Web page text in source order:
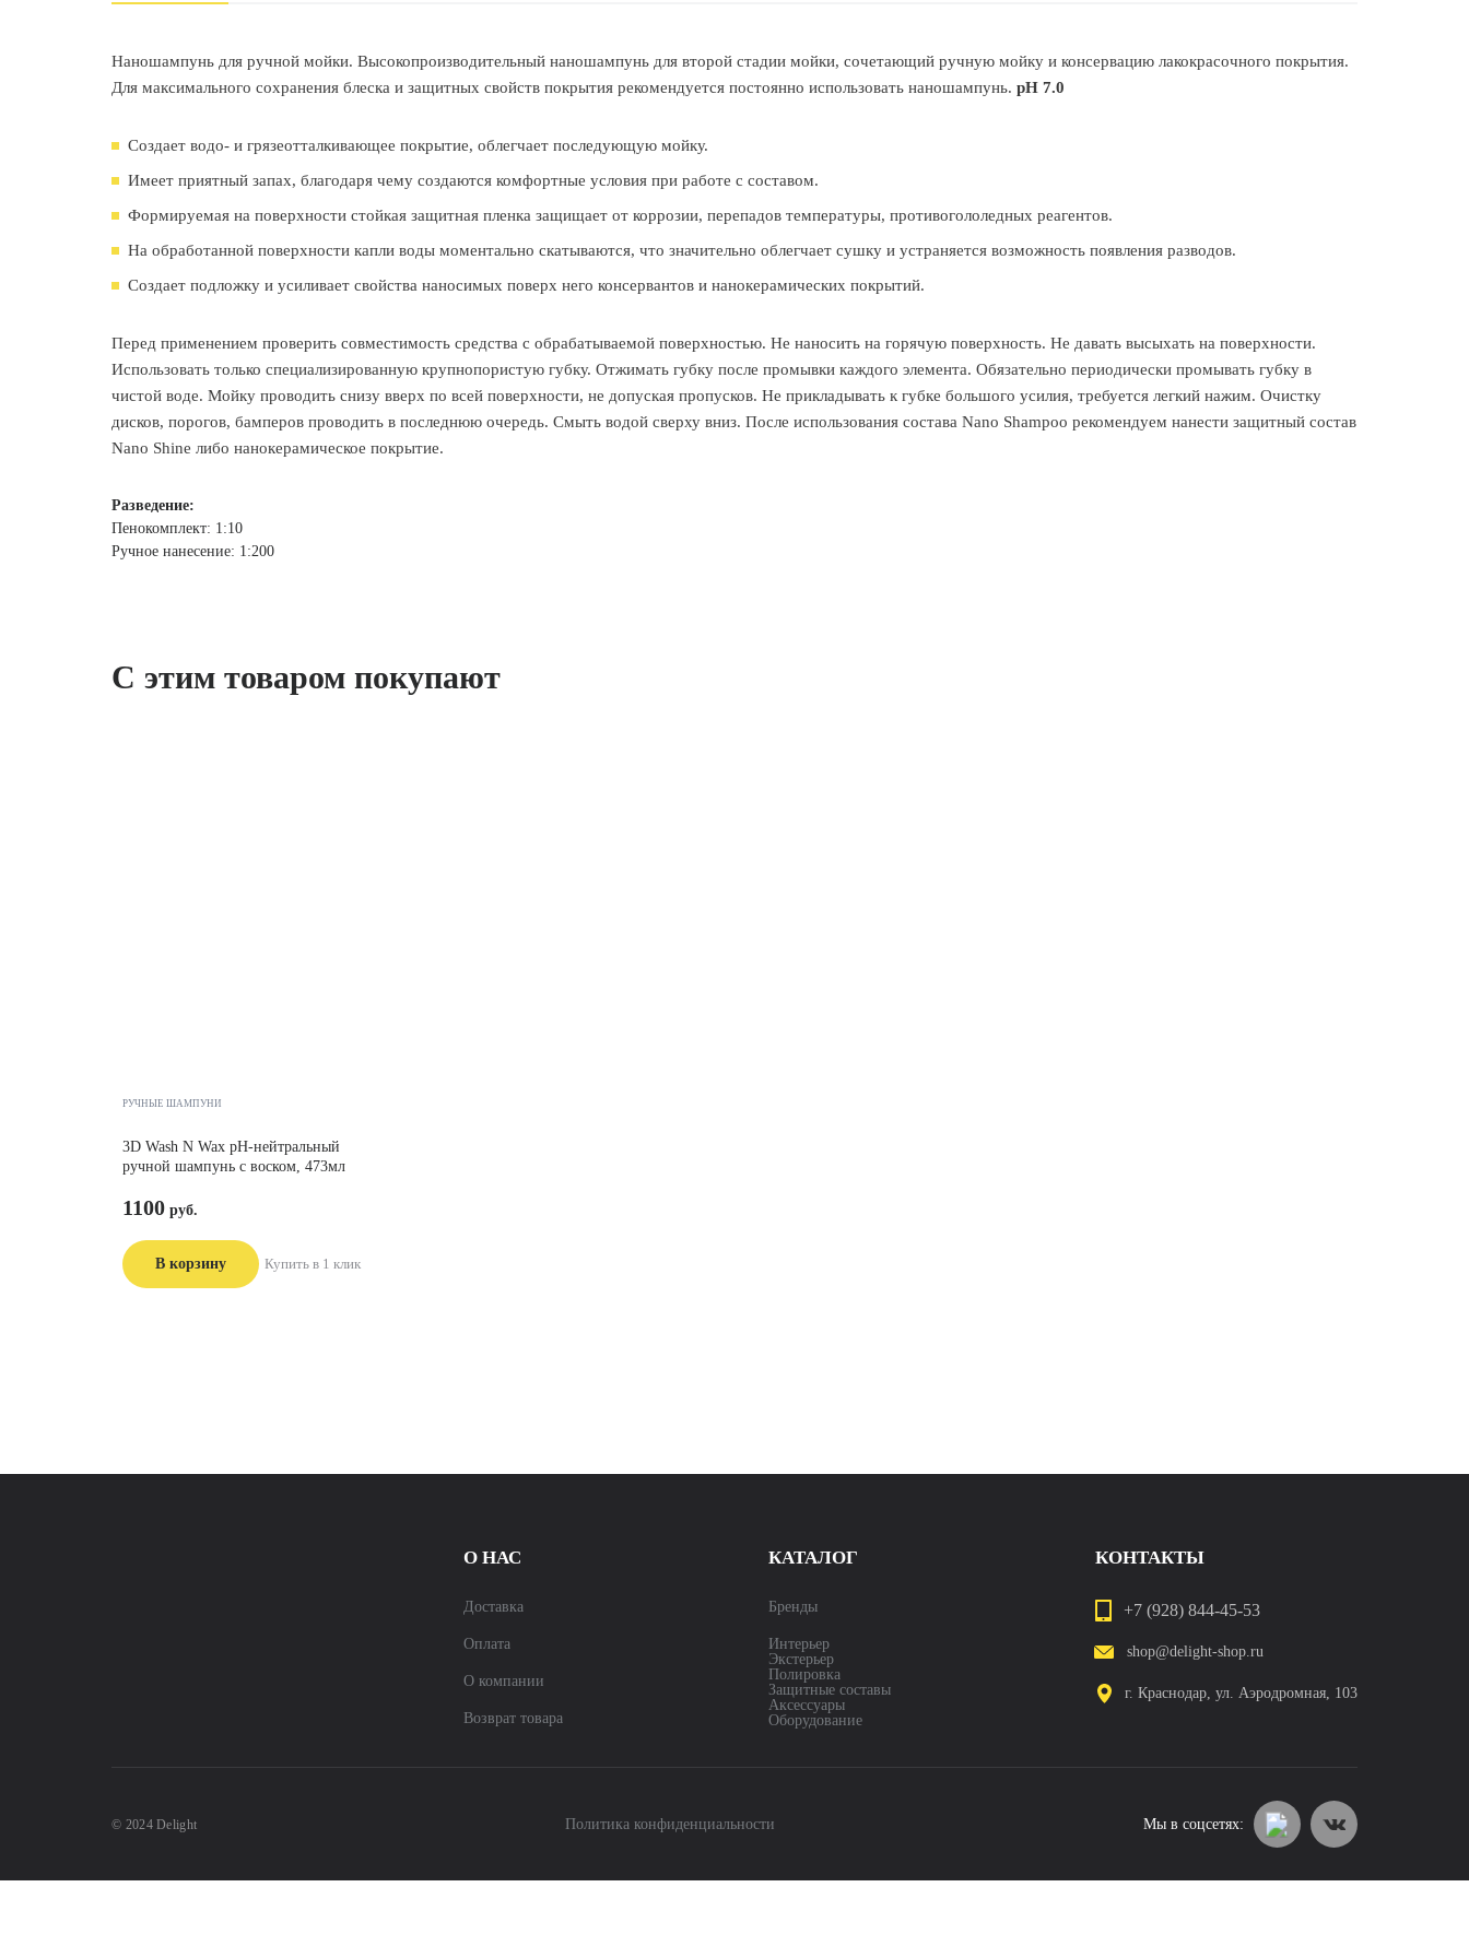
Наношампунь для ручной мойки. Высокопроизводительный наношампунь для второй стадии мойки, сочетающий ручную мойку и консервацию лакокрасочного покрытия.
Для максимального сохранения блеска и защитных свойств покрытия рекомендуется постоянно использовать наношампунь. рН 7.0
Создает водо- и грязеотталкивающее покрытие, облегчает последующую мойку.
Имеет приятный запах, благодаря чему создаются комфортные условия при работе с составом.
Формируемая на поверхности стойкая защитная пленка защищает от коррозии, перепадов температуры, противогололедных реагентов.
На обработанной поверхности капли воды моментально скатываются, что значительно облегчает сушку и устраняется возможность появления разводов.
Создает подложку и усиливает свойства наносимых поверх него консервантов и нанокерамических покрытий.
Перед применением проверить совместимость средства с обрабатываемой поверхностью. Не наносить на горячую поверхность. Не давать высыхать на поверхности.
Использовать только специализированную крупнопористую губку. Отжимать губку после промывки каждого элемента. Обязательно периодически промывать губку в
чистой воде. Мойку проводить снизу вверх по всей поверхности, не допуская пропусков. Не прикладывать к губке большого усилия, требуется легкий нажим. Очистку
дисков, порогов, бамперов проводить в последнюю очередь. Смыть водой сверху вниз. После использования состава Nano Shampoo рекомендуем нанести защитный состав
Nano Shine либо нанокерамическое покрытие.
Разведение:
Пенокомплект: 1:10
Ручное нанесение: 1:200
С этим товаром покупают
РУЧНЫЕ ШАМПУНИ
3D Wash N Wax pH-нейтральный
ручной шампунь с воском, 473мл
1100
В корзину Купить в 1 клик
О НАС
Доставка
Оплата
О компании
Возврат товара
КАТАЛОГ
Бренды
Интерьер
Экстерьер
Полировка
Защитные составы
Аксессуары
Оборудование
КОНТАКТЫ
+7 (928) 844-45-53
shop@delight-shop.ru
г. Краснодар, ул. Аэродромная, 103
© 2024 Delight Политика конфиденциальности Мы в соцсетях: